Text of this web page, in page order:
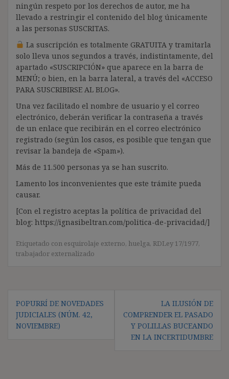
ningún respeto por los derechos de autor, me ha
llevado a restringir el contenido del blog únicamente
a las personas SUSCRITAS.
La suscripción es totalmente GRATUITA y tramitarla
solo lleva unos segundos a través, indistintamente, del
apartado «SUSCRIPCIÓN» que aparece en la barra de
MENÚ; o bien, en la barra lateral, a través del «ACCESO
PARA SUSCRIBIRSE AL BLOG».
Una vez facilitado el nombre de usuario y el correo
electrónico, deberán verificar la contraseña a través
de un enlace que recibirán en el correo electrónico
registrado (según los casos, es posible que tengan que
revisar la bandeja de «Spam»).
Más de 11.500 personas ya se han suscrito.
Lamento los inconvenientes que este trámite pueda
causar.
[Con el registro aceptas la política de privacidad del
blog: https://ignasibeltran.com/politica-de-privacidad/]
Etiquetado con esquirolaje externo, huelga, RDLey 17/1977,
trabajador externalizado
Navegación
de
entradas
POPURRÍ DE NOVEDADES
JUDICIALES (NÚM. 42,
NOVIEMBRE)
LA ILUSIÓN DE
COMPRENDER EL PASADO
Y POLILLAS BUCEANDO
EN LA INCERTIDUMBRE